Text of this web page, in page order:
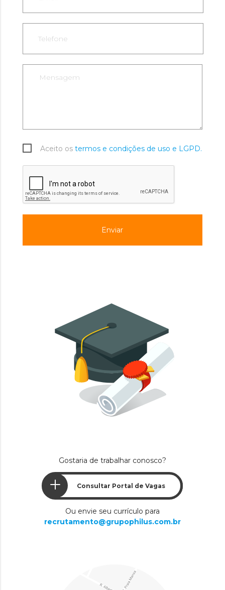
Aceito os termos e condições de uso e LGPD.
Enviar
Gostaria de trabalhar conosco?
Consultar Portal de Vagas
Ou envie seu currículo para
recrutamento@grupophilus.com.br